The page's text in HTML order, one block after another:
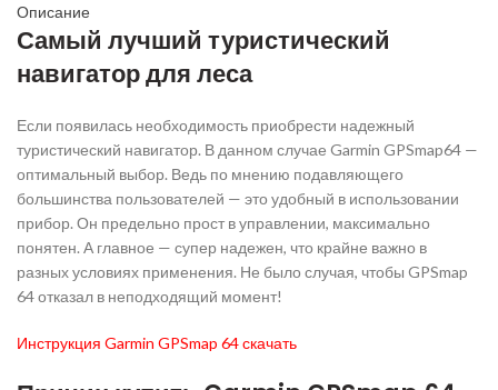
Описание
Самый лучший туристический
навигатор для леса
Если появилась необходимость приобрести надежный
туристический навигатор. В данном случае Garmin GPSmap64 —
оптимальный выбор. Ведь по мнению подавляющего
большинства пользователей — это удобный в использовании
прибор. Он предельно прост в управлении, максимально
понятен. А главное — супер надежен, что крайне важно в
разных условиях применения. Не было случая, чтобы GPSmap
64 отказал в неподходящий момент!
Инструкция Garmin GPSmap 64 скачать